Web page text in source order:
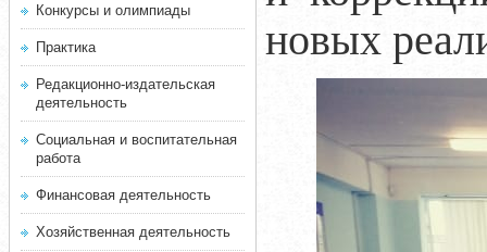
Конкурсы и олимпиады
Практика
Редакционно-издательская
деятельность
Социальная и воспитательная
работа
Финансовая деятельность
Хозяйственная деятельность
новых